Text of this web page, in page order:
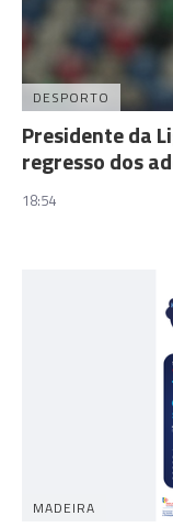
DESPORTO
Presidente da
regresso dos
18:54
MADEIRA